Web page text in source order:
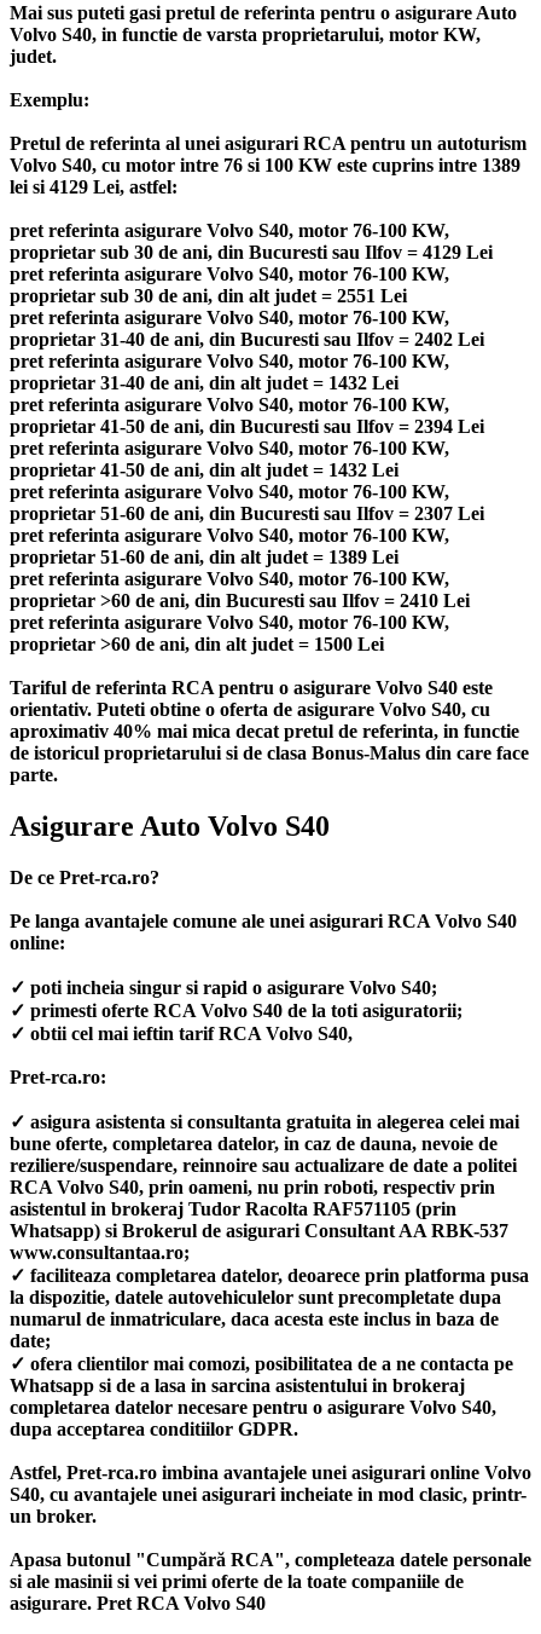
Mai sus puteti gasi pretul de referinta pentru o asigurare Auto
Volvo S40, in functie de varsta proprietarului, motor KW,
judet.
Exemplu:
Pretul de referinta al unei asigurari RCA pentru un autoturism
Volvo S40, cu motor intre 76 si 100 KW este cuprins intre 1389
lei si 4129 Lei, astfel:
pret referinta asigurare Volvo S40, motor 76-100 KW,
proprietar sub 30 de ani, din Bucuresti sau Ilfov = 4129 Lei
pret referinta asigurare Volvo S40, motor 76-100 KW,
proprietar sub 30 de ani, din alt judet = 2551 Lei
pret referinta asigurare Volvo S40, motor 76-100 KW,
proprietar 31-40 de ani, din Bucuresti sau Ilfov = 2402 Lei
pret referinta asigurare Volvo S40, motor 76-100 KW,
proprietar 31-40 de ani, din alt judet = 1432 Lei
pret referinta asigurare Volvo S40, motor 76-100 KW,
proprietar 41-50 de ani, din Bucuresti sau Ilfov = 2394 Lei
pret referinta asigurare Volvo S40, motor 76-100 KW,
proprietar 41-50 de ani, din alt judet = 1432 Lei
pret referinta asigurare Volvo S40, motor 76-100 KW,
proprietar 51-60 de ani, din Bucuresti sau Ilfov = 2307 Lei
pret referinta asigurare Volvo S40, motor 76-100 KW,
proprietar 51-60 de ani, din alt judet = 1389 Lei
pret referinta asigurare Volvo S40, motor 76-100 KW,
proprietar >60 de ani, din Bucuresti sau Ilfov = 2410 Lei
pret referinta asigurare Volvo S40, motor 76-100 KW,
proprietar >60 de ani, din alt judet = 1500 Lei
Tariful de referinta RCA pentru o asigurare Volvo S40 este
orientativ. Puteti obtine o oferta de asigurare Volvo S40, cu
aproximativ 40% mai mica decat pretul de referinta, in functie
de istoricul proprietarului si de clasa Bonus-Malus din care face
parte.
Asigurare Auto Volvo S40
De ce Pret-rca.ro?
Pe langa avantajele comune ale unei asigurari RCA Volvo S40
online:
✓ poti incheia singur si rapid o asigurare Volvo S40;
✓ primesti oferte RCA Volvo S40 de la toti asiguratorii;
✓ obtii cel mai ieftin tarif RCA Volvo S40,
Pret-rca.ro:
✓ asigura asistenta si consultanta gratuita in alegerea celei mai
bune oferte, completarea datelor, in caz de dauna, nevoie de
reziliere/suspendare, reinnoire sau actualizare de date a politei
RCA Volvo S40, prin oameni, nu prin roboti, respectiv prin
asistentul in brokeraj Tudor Racolta RAF571105 (prin
Whatsapp) si Brokerul de asigurari Consultant AA RBK-537
www.consultantaa.ro;
✓ faciliteaza completarea datelor, deoarece prin platforma pusa
la dispozitie, datele autovehiculelor sunt precompletate dupa
numarul de inmatriculare, daca acesta este inclus in baza de
date;
✓ ofera clientilor mai comozi, posibilitatea de a ne contacta pe
Whatsapp si de a lasa in sarcina asistentului in brokeraj
completarea datelor necesare pentru o asigurare Volvo S40,
dupa acceptarea conditiilor GDPR.
Astfel, Pret-rca.ro imbina avantajele unei asigurari online Volvo
S40, cu avantajele unei asigurari incheiate in mod clasic, printr-
un broker.
Apasa butonul "Cumpără RCA", completeaza datele personale
si ale masinii si vei primi oferte de la toate companiile de
asigurare. Pret RCA Volvo S40